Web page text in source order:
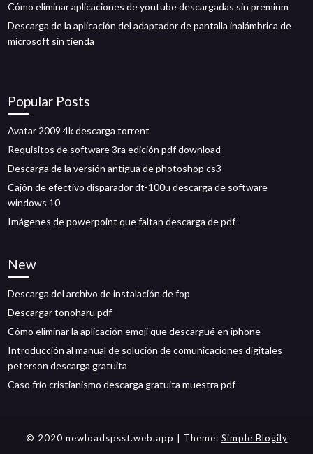
Cómo eliminar aplicaciones de youtube descargadas sin premium
Descarga de la aplicación del adaptador de pantalla inalámbrica de
microsoft sin tienda
Popular Posts
Avatar 2009 4k descarga torrent
Requisitos de software 3ra edición pdf download
Descarga de la versión antigua de photoshop cs3
Cajón de efectivo disparador dt-100u descarga de software
windows 10
Imágenes de powerpoint que faltan descarga de pdf
New
Descarga del archivo de instalación de fop
Descargar tonoharu pdf
Cómo eliminar la aplicación emoji que descargué en iphone
Introducción al manual de solución de comunicaciones digitales
peterson descarga gratuita
Caso frío cristianismo descarga gratuita muestra pdf
© 2020 newloadspsst.web.app | Theme: Simple Blogily